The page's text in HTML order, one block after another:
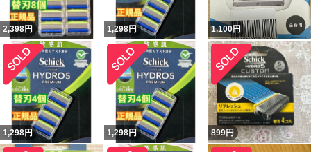
2,398円 1,298円 1,100円
1,298円 1,298円 899円